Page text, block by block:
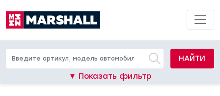
НАЙТИ
▼ Показать фильтр